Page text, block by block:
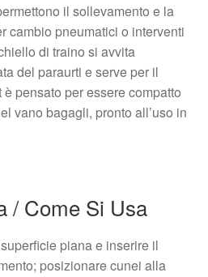
il sollevamento e la
cambio pneumatici o interventi
di traino si avvita
del paraurti e serve per il
pensato per essere compatto
vano bagagli, pronto all’uso in
/ Come Si Usa
piana e inserire il
posizionare cunei alla